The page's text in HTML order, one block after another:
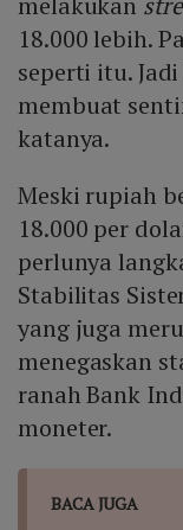
sehingga
pelemahan
18.000 lebih.
seperti itu.
membuat
katanya.
Meski rupiah
18.000 per
perlunya
Stabilitas
yang juga
menegaskan
ranah Bank
moneter.
BACA JUGA